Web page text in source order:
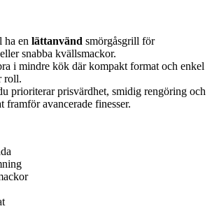
ha en lättanvänd smörgåsgrill för
snabba kvällsmackor.
i mindre kök där kompakt format och enkel
roll.
prioriterar prisvärdhet, smidig rengöring och
framför avancerade finesser.